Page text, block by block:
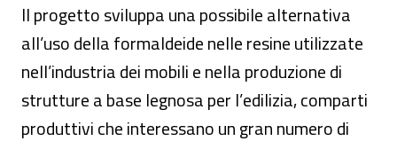
Il progetto sviluppa una possibile alternativa
all’uso della formaldeide nelle resine utilizzate
nell’industria dei mobili e nella produzione di
strutture a base legnosa per l’edilizia, comparti
produttivi che interessano un gran numero di